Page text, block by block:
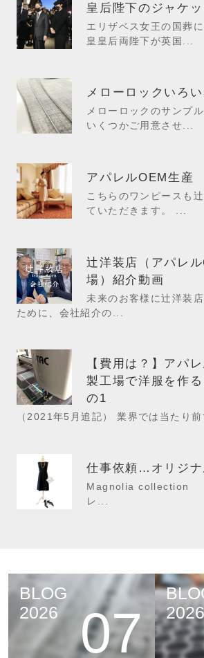
皇后陛下のジャケッ
エリザベス女王の国葬
皇皇后両陛下が英国...
メローロックいろい
メローロックのサンプ
いくつかご用意させ...
アパレルOEM生産
こちらのワンピースも
ていただきます。 ...
辻洋装店（アパレ
場）紹介動画
未来のお客様に辻洋装
ために、会社紹介の...
【費用は？】アパ
製工場で洋服を作
の1
（2021年5月追記） 業界では当たり
仕事依頼…オリジナ
Magnolia collection
レ...
BLOG
2026
07
2026